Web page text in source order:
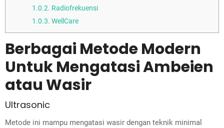
1.0.2. Radiofrekuensi
1.0.3. WellCare
Berbagai Metode Modern
Untuk Mengatasi Ambeien
atau Wasir
Ultrasonic
Metode ini mampu mengatasi wasir dengan teknik minimal